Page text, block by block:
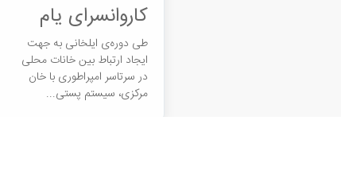
کاروانسرای یام
طی دوره‌ی ایلخانی به جهت
ایجاد ارتباط بین خانات محلی
در سرتاسر امپراطوری با خان
مرکزی، سیستم پستی...